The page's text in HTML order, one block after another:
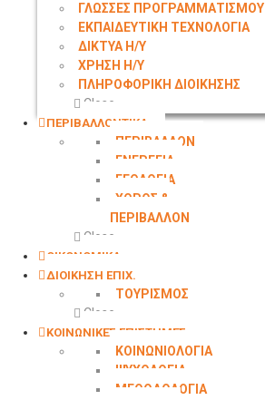
ΓΛΩΣΣΕΣ ΠΡΟΓΡΑΜΜΑΤΙΣΜΟΥ
ΕΚΠΑΙΔΕΥΤΙΚΗ ΤΕΧΝΟΛΟΓΙΑ
ΔΙΚΤΥΑ Η/Υ
ΧΡΗΣΗ Η/Υ
ΠΛΗΡΟΦΟΡΙΚΗ ΔΙΟΙΚΗΣΗΣ
Close
ΠΕΡΙΒΑΛΛΟΝΤΙΚΑ
ΠΕΡΙΒΑΛΛΟΝ
ΕΝΕΡΓΕΙΑ
ΓΕΩΛOΓΙΑ
ΧΩΡΟΣ &
ΠΕΡΙΒΑΛΛΟΝ
Close
ΟΙΚΟΝΟΜΙΚΑ
ΔΙΟΙΚΗΣΗ ΕΠΙΧ.
ΤΟΥΡΙΣΜΟΣ
Close
ΚΟΙΝΩΝΙΚΕΣ ΕΠΙΣΤΗΜΕΣ
ΚΟΙΝΩΝΙΟΛΟΓΙΑ
ΨΥΧΟΛΟΓΙΑ
ΜΕΘΟΔΟΛΟΓΙΑ